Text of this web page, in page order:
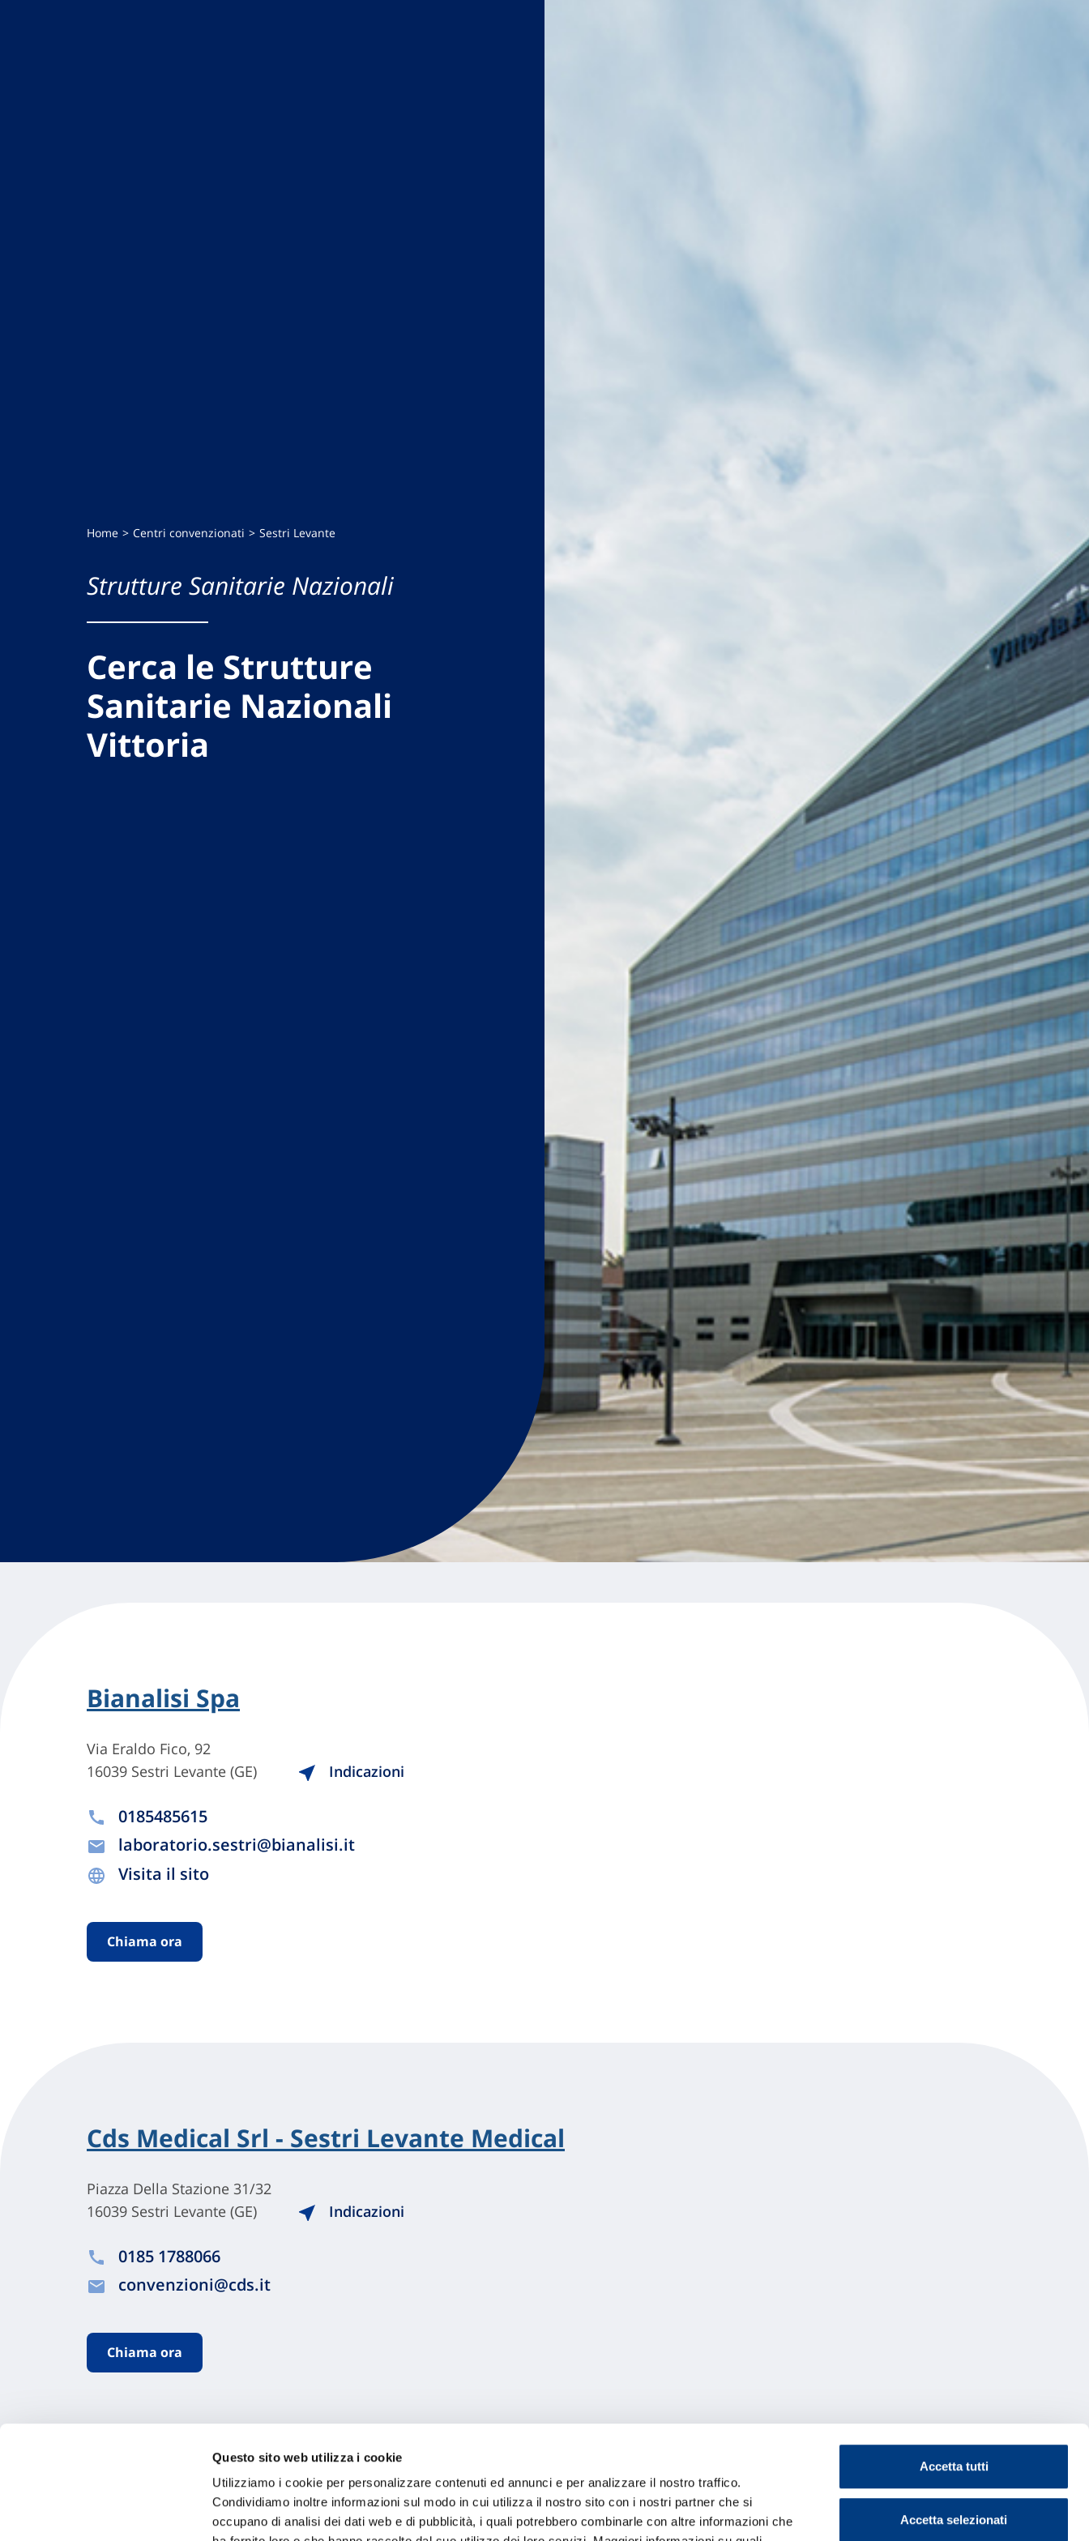
Questo sito web utilizza i cookie
Utilizziamo i cookie per personalizzare contenuti ed annunci e per analizzare il nostro traffico.
Condividiamo inoltre informazioni sul modo in cui utilizza il nostro sito con i nostri partner che si
occupano di analisi dei dati web e di pubblicità, i quali potrebbero combinarle con altre informazioni che
Accetta tutti
Accetta selezionati
Home Centri convenzionati Sestri Levante
Strutture Sanitarie Nazionali
Cerca le Strutture
Sanitarie Nazionali
Vittoria
Bianalisi Spa
Via Eraldo Fico, 92
16039 Sestri Levante (GE)
Indicazioni
0185485615
laboratorio.sestri@bianalisi.it
Visita il sito
Chiama ora
Cds Medical Srl - Sestri Levante Medical
Piazza Della Stazione 31/32
16039 Sestri Levante (GE)
Indicazioni
0185 1788066
convenzioni@cds.it
Chiama ora